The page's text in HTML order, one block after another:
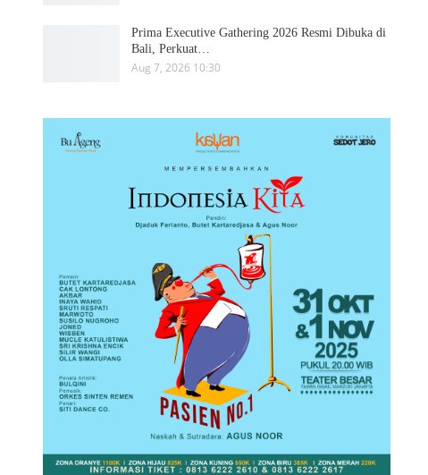
Prima Executive Gathering 2026 Resmi Dibuka di
Bali, Perkuat…
Aug 7, 2026 10:30